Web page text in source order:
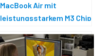
MacBook Air mit
leistungsstarkem M3 Chip